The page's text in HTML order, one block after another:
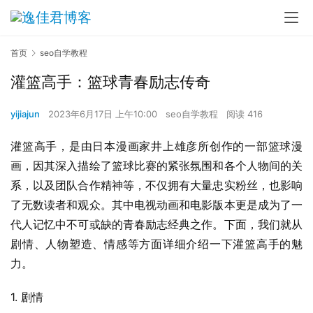
首页 seo自学教程
灌篮高手：篮球青春励志传奇
yijiajun 2023年6月17日 上午10:00 seo自学教程 阅读 416
灌篮高手，是由日本漫画家井上雄彦所创作的一部篮球漫
画，因其深入描绘了篮球比赛的紧张氛围和各个人物间的关
系，以及团队合作精神等，不仅拥有大量忠实粉丝，也影响
了无数读者和观众。其中电视动画和电影版本更是成为了一
代人记忆中不可或缺的青春励志经典之作。下面，我们就从
剧情、人物塑造、情感等方面详细介绍一下灌篮高手的魅
力。
1. 剧情